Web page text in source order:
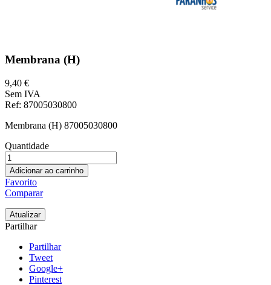
Membrana (H)
9,40 €
Sem IVA
Ref: 87005030800
Membrana (H) 87005030800
Quantidade
Adicionar ao carrinho
Favorito
Comparar
Partilhar
Partilhar
Tweet
Google+
Pinterest